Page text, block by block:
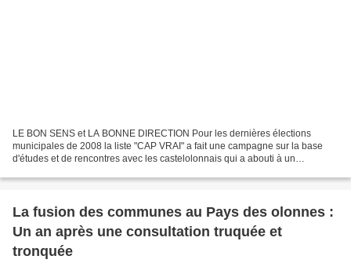
LE BON SENS et LA BONNE DIRECTION Pour les dernières élections
municipales de 2008 la liste "CAP VRAI" a fait une campagne sur la base
d'études et de rencontres avec les castelolonnais qui a abouti à un
La fusion des communes au Pays des olonnes :
Un an après une consultation truquée et
tronquée